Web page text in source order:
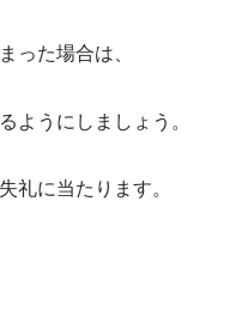
った場合は、
ようにしましょう。
礼に当たります。